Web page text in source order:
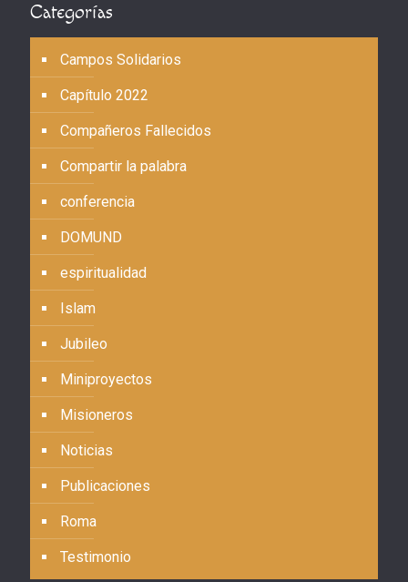
Categorías
Campos Solidarios
Capítulo 2022
Compañeros Fallecidos
Compartir la palabra
conferencia
DOMUND
espiritualidad
Islam
Jubileo
Miniproyectos
Misioneros
Noticias
Publicaciones
Roma
Testimonio